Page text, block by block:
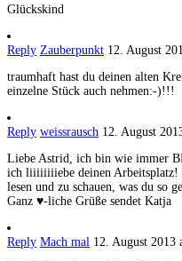
Glückskind
Reply Zauberpunkt 12. August
traumhaft hast du deinen alten
einzelne Stück auch nehmen:-)!!!
Reply weissrausch 12. August
Liebe Astrid, ich bin wie immer
ich liiiiiiiiebe deinen
lesen und zu schauen, was du so
Ganz ♥-liche Grüße sendet Katja
Reply Mach mal 12. August 2013